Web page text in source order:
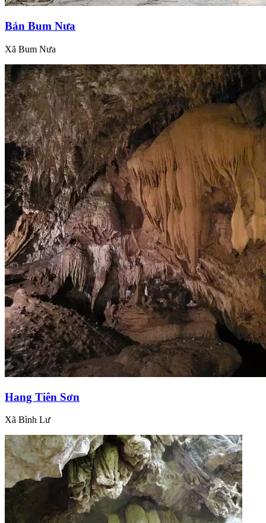
Bản Bum Nưa
Xã Bum Nưa
Hang Tiên Sơn
Xã Bình Lư